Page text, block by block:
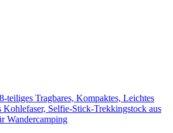
teiliges Tragbares, Kompaktes, Leichtes
Kohlefaser, Selfie-Stick-Trekkingstock aus
Wandercamping